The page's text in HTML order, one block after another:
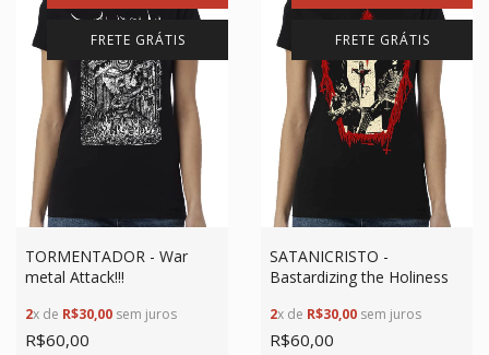
FRETE GRÁTIS
TORMENTADOR - War
metal Attack!!!
2x de R$30,00 sem juros
R$60,00
FRETE GRÁTIS
SATANICRISTO -
Bastardizing the Holiness
2x de R$30,00 sem juros
R$60,00